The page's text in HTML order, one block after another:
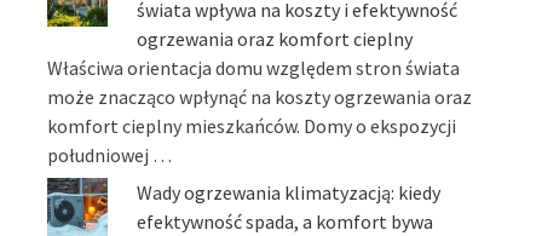
świata wpływa na koszty i efektywność
ogrzewania oraz komfort cieplny
Właściwa orientacja domu względem stron świata
może znacząco wpłynąć na koszty ogrzewania oraz
komfort cieplny mieszkańców. Domy o ekspozycji
południowej …
Wady ogrzewania klimatyzacją: kiedy
efektywność spada, a komfort bywa